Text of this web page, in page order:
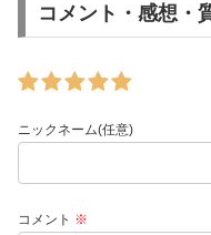
コメント・感想・
コメント ※
ニックネーム(任意)